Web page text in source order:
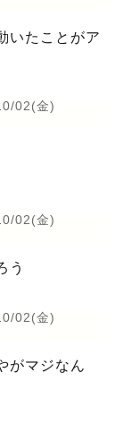
いたことがア
02(金)
02(金)
う
02(金)
がマジなん